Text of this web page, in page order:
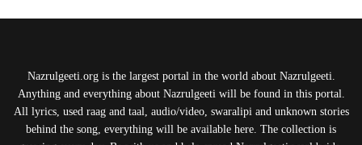
Nazrulgeeti.org is the largest portal in the world about Nazrulgeeti.
Anything and everything about Nazrulgeeti will be found in this portal.
All lyrics, used raag and taal, audio/video, swaralipi and unknown stories
behind the song, everything will be available here. The collection is